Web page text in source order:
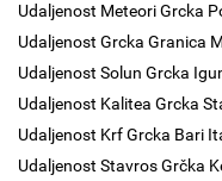
Udaljenost Meteori Grcka
Udaljenost Grcka Granica
Udaljenost Solun Grcka
Udaljenost Kalitea Grcka
Udaljenost Krf Grcka Bari
Udaljenost Stavros Grčka